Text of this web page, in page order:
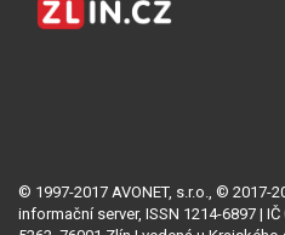
© 1997-2017 AVONET, s.r.o., © 2017-
informační server, ISSN 1214-6897 |